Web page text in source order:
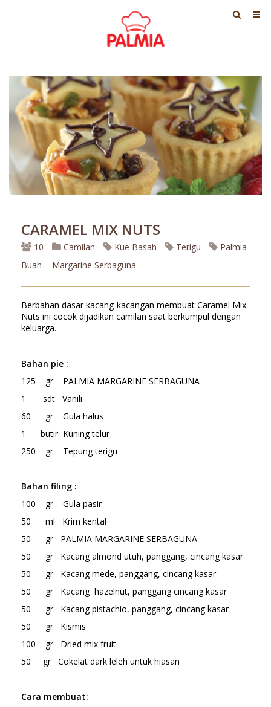
CARAMEL MIX NUTS
10
Buah
Camilan Kue Basah Terigu
Palmia
Margarine Serbaguna
Berbahan dasar kacang-kacangan membuat Caramel Mix
Nuts ini cocok dijadikan camilan saat berkumpul dengan
keluarga.
Bahan pie :
125 gr PALMIA MARGARINE SERBAGUNA
1 sdt Vanili
60 gr Gula halus
1 butir Kuning telur
250 gr Tepung terigu
Bahan filing :
100 gr Gula pasir
50 ml Krim kental
50 gr PALMIA MARGARINE SERBAGUNA
50 gr Kacang almond utuh, panggang, cincang kasar
50 gr Kacang mede, panggang, cincang kasar
50 gr Kacang hazelnut, panggang cincang kasar
50 gr Kacang pistachio, panggang, cincang kasar
50 gr Kismis
100 gr Dried mix fruit
50 gr Cokelat dark leleh untuk hiasan
Cara membuat: